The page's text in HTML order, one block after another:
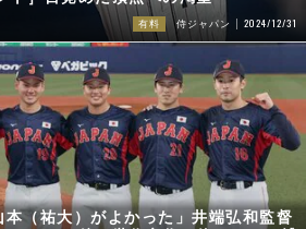
有料 侍ジャパン 2024/12/31
（祐大）がよかった」井端弘和監督